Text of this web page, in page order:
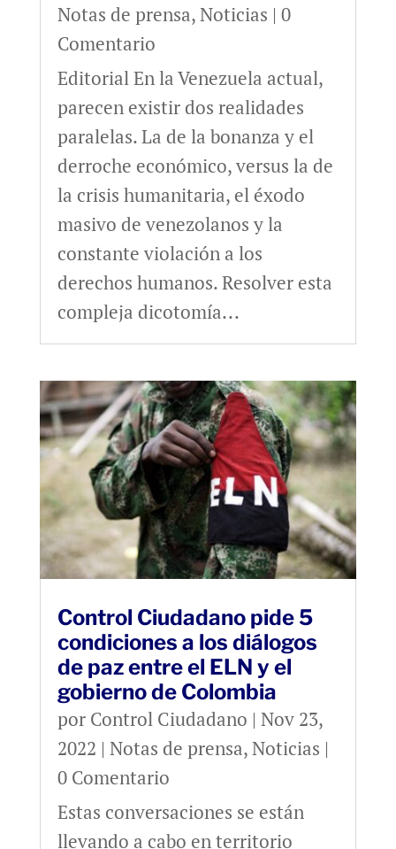
Notas de prensa,Noticias | 0
Comentario
Editorial En la Venezuela actual,
parecen existir dos realidades
paralelas. La de la bonanza y el
derroche económico, versus la de
la crisis humanitaria, el éxodo
masivo de venezolanos y la
constante violación a los
derechos humanos. Resolver esta
compleja dicotomía...
Control Ciudadano pide 5
condiciones a los diálogos
de paz entre el ELN y el
gobierno de Colombia
por Control Ciudadano | Nov 23,
2022 | Notas de prensa,Noticias |
0 Comentario
Estas conversaciones se están
llevando a cabo en territorio